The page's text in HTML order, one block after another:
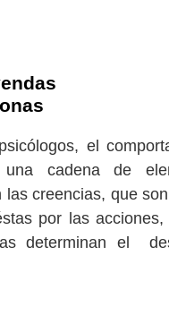
el
cadena de
las creencias, que
por las
determinan el